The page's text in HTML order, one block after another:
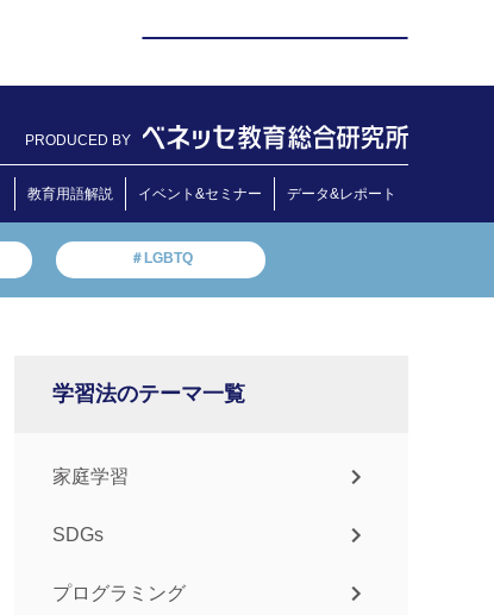
PRODUCED BY
教育用語解説 イベント&セミナー データ&レポート
＃LGBTQ
学習法のテーマ一覧
家庭学習
SDGs
プログラミング